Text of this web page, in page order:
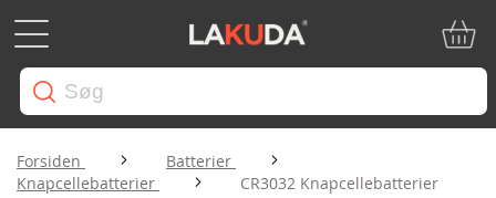
Forsiden
Batterier
Knapcellebatterier
CR3032 Knapcellebatterier